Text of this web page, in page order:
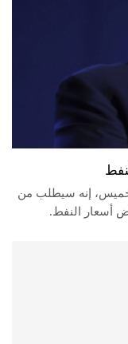
إنه سيطلب من
أسعار النفط.